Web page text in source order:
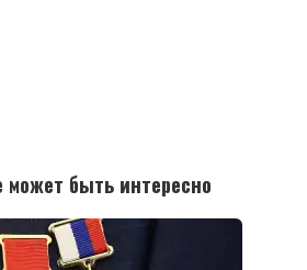
может быть интересно